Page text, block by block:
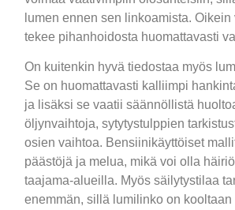
lumen ennen sen linkoamista.
tekee pihanhoidosta huomattavasti
On kuitenkin hyvä tiedostaa myös
Se on huomattavasti kalliimpi
ja lisäksi se vaatii säännöllistä
öljynvaihtoja, sytytystulppien
osien vaihtoa. Bensiinikäyttöiset
päästöjä ja melua, mikä voi olla
taajama-alueilla. Myös säilytystilaa
enemmän, sillä lumilinko on kooltaan